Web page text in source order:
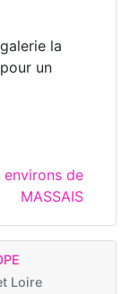
la
un
de
MASSAIS
Loire